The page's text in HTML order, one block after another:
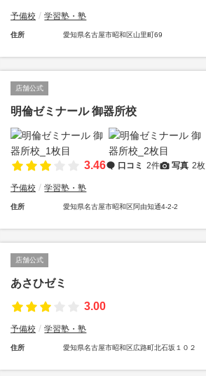
予備校 学習塾・塾
住所 愛知県名古屋市昭和区山里町69
店舗公式
明倫ゼミナール 御器所校
3.46 口コミ 2件 写真 2枚
予備校 学習塾・塾
住所 愛知県名古屋市昭和区阿由知通4-2-2
店舗公式
あさひゼミ
3.00
予備校 学習塾・塾
住所 愛知県名古屋市昭和区広路町北石坂１０２